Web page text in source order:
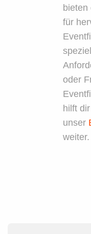
bieten
für
oder
hilft dir
unser
weiter.